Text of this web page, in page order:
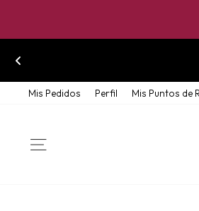
Mis Pedidos Perfil Mis Puntos de